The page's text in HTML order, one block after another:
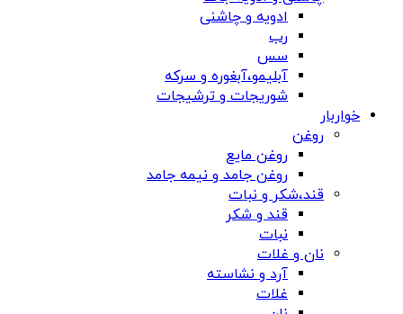
ادویه و چاشنی
رب
سس
آبلیمو،آبغوره و سرکه
شوریجات و ترشیجات
خواربار
روغن
روغن مایع
روغن جامد و نیمه جامد
قند،شکر و نبات
قند و شکر
نبات
نان و غلات
آرد و نشاسته
غلات